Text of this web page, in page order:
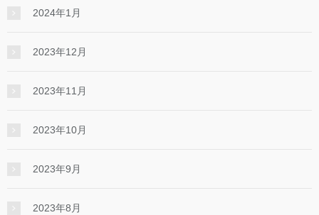
2024年1月
2023年12月
2023年11月
2023年10月
2023年9月
2023年8月